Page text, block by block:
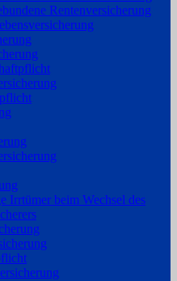
Rentenversicherung
Irrtümer beim Wechsel des